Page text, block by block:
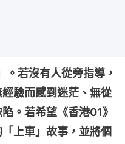
。若沒有人從旁指導，
驗而感到迷茫、無從
。若希望《香港01》
上車」故事，並將個